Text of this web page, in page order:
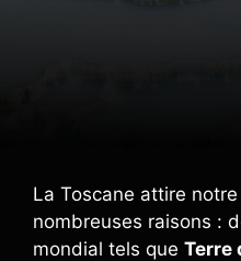
La Toscane attire
nombreuses raisons :
mondial tels que Terre